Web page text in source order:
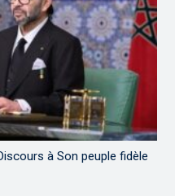
à Son peuple fidèle